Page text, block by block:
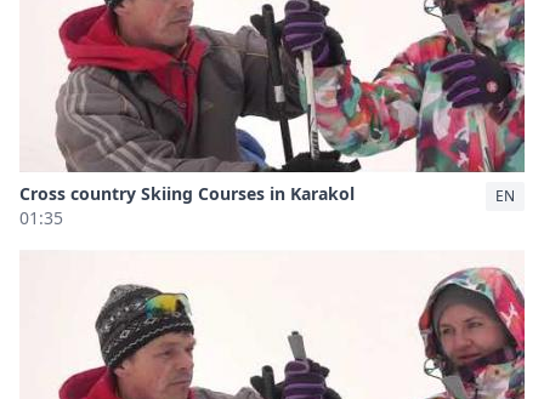
Cross country Skiing Courses in Karakol
01:35
EN